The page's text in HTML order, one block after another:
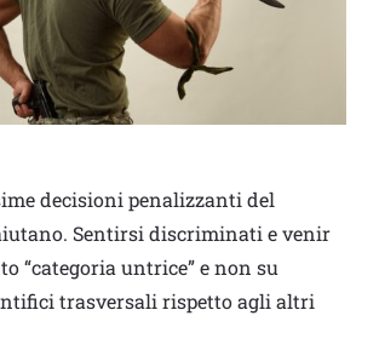
decisioni penalizzanti del
Sentirsi discriminati e venir
“categoria untrice” e non su
trasversali rispetto agli altri